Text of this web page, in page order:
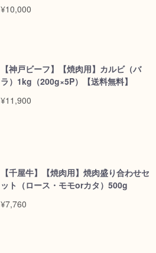
¥10,000
【神戸ビーフ】【焼肉用】カルビ（バ
ラ）1kg（200g×5P）【送料無料】
¥11,900
【千屋牛】【焼肉用】焼肉盛り合わせセ
ット（ロース・モモorカタ）500g
¥7,760